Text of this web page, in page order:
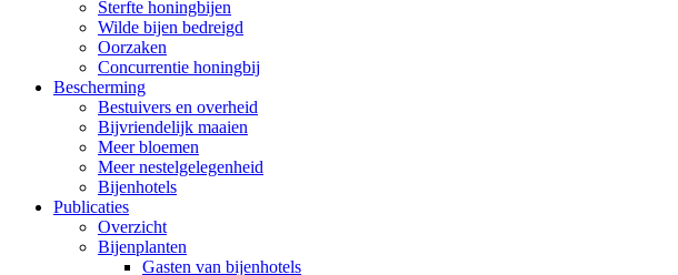
Sterfte honingbijen
Wilde bijen bedreigd
Oorzaken
Concurrentie honingbij
Bescherming
Bestuivers en overheid
Bijvriendelijk maaien
Meer bloemen
Meer nestelgelegenheid
Bijenhotels
Publicaties
Overzicht
Bijenplanten
Gasten van bijenhotels